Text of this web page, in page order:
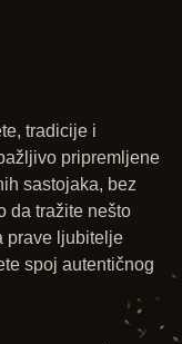
tradicije i
pripremljene
sastojaka, bez
da tražite nešto
prave ljubitelje
spoj autentičnog